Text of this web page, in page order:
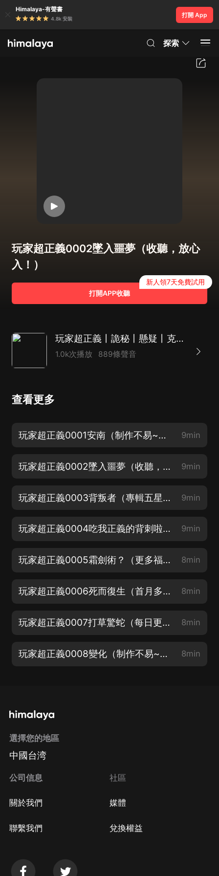
Himalaya-有聲書
4.8k 安裝
打開 App
探索
玩家超正義0002墜入噩夢（收聽，放心
入！）
打開APP收聽
新人領7天免費試用
玩家超正義丨詭秘丨懸疑丨克蘇魯丨多人有聲劇
1.0k次播放 889條聲音
查看更多
玩家超正義0001安南（制作不易~求訂閱轉發） 9min
玩家超正義0002墜入噩夢（收聽，放心入！） 9min
玩家超正義0003背叛者（專輯五星優質好評加90%完播得月卡） 9min
玩家超正義0004吃我正義的背刺啦（播放每百萬加更） 9min
玩家超正義0005霜劍術？（更多福利進群領取哦） 8min
玩家超正義0006死而復生（首月多多評論抽月卡哦） 8min
玩家超正義0007打草驚蛇（每日更新三集，訂閱追更哦） 8min
玩家超正義0008變化（制作不易~求訂閱轉發） 8min
選擇您的地區
中國台湾
公司信息
關於我們
聯繫我們
社區
媒體
兌換權益